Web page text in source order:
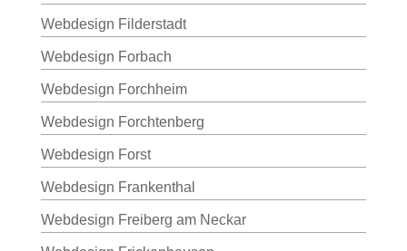
Webdesign Filderstadt
Webdesign Forbach
Webdesign Forchheim
Webdesign Forchtenberg
Webdesign Forst
Webdesign Frankenthal
Webdesign Freiberg am Neckar